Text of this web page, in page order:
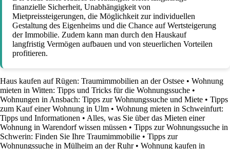
finanzielle Sicherheit, Unabhängigkeit von
Mietpreissteigerungen, die Möglichkeit zur individuellen
Gestaltung des Eigenheims und die Chance auf Wertsteigerung
der Immobilie. Zudem kann man durch den Hauskauf
langfristig Vermögen aufbauen und von steuerlichen Vorteilen
profitieren.
Haus kaufen auf Rügen: Traumimmobilien an der Ostsee • Wohnung
mieten in Witten: Tipps und Tricks für die Wohnungssuche •
Wohnungen in Ansbach: Tipps zur Wohnungssuche und Miete • Tipps
zum Kauf einer Wohnung in Ulm • Wohnung mieten in Schweinfurt:
Tipps und Informationen • Alles, was Sie über das Mieten einer
Wohnung in Warendorf wissen müssen • Tipps zur Wohnungssuche in
Schwerin: Finden Sie Ihre Traumimmobilie • Tipps zur
Wohnungssuche in Mülheim an der Ruhr• Wohnung kaufen in